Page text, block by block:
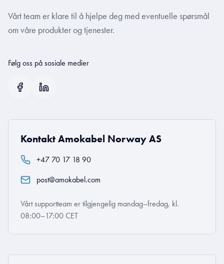
Vårt team er klare til å hjelpe deg med eventuelle spørsmål
om våre produkter og tjenester.
Følg oss på sosiale medier
Kontakt Amokabel Norway AS
+47 70 17 18 90
post@amokabel.com
Vårt supportteam er tilgjengelig mandag–fredag, kl.
08:00–17:00 CET